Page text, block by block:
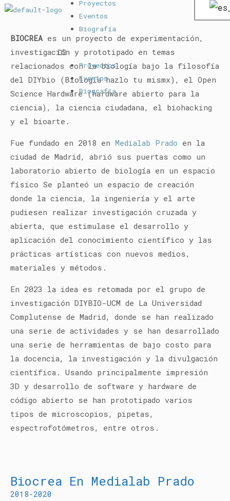
Proyectos
Eventos
Biografía
Proyectos
Eventos
Biografía
BIOCREA es un proyecto de experimentación,
investigación y prototipado en temas
relacionados con la biología bajo la filosofía
del DIYbio (Biología hazlo tu mismx), el Open
Science Hardware (hardware abierto para la
ciencia), la ciencia ciudadana, el biohacking
y el bioarte.
Fue fundado en 2018 en Medialab Prado en la
ciudad de Madrid, abrió sus puertas como un
laboratorio abierto de biología en un espacio
físico Se planteó un espacio de creación
donde la ciencia, la ingeniería y el arte
pudiesen realizar investigación cruzada y
abierta, que estimulase el desarrollo y
aplicación del conocimiento científico y las
prácticas artísticas con nuevos medios,
materiales y métodos.
En 2023 la idea es retomada por el grupo de
investigación DIYBIO-UCM de La Universidad
Complutense de Madrid, donde se han realizado
una serie de actividades y se han desarrollado
una serie de herramientas de bajo costo para
la docencia, la investigación y la divulgación
científica. Usando principalmente impresión
3D y desarrollo de software y hardware de
código abierto se han prototipado varios
tipos de microscopios, pipetas,
espectrofotómetros, entre otros.
Biocrea En Medialab Prado
2018-2020